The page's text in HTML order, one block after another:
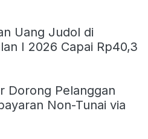
Uang Judol di
I 2026 Capai Rp40,3
Dorong Pelanggan
Non-Tunai via